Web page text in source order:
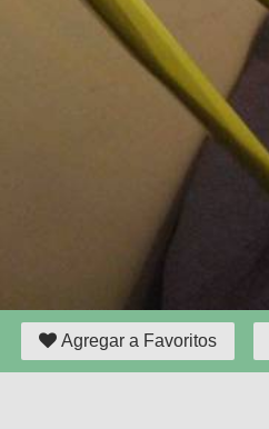
Agregar a Favoritos